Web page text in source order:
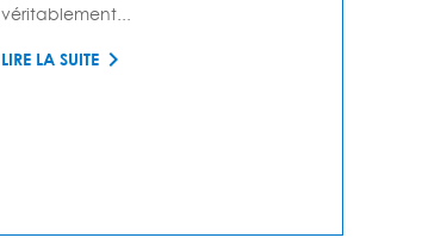
véritablement...
LIRE LA SUITE